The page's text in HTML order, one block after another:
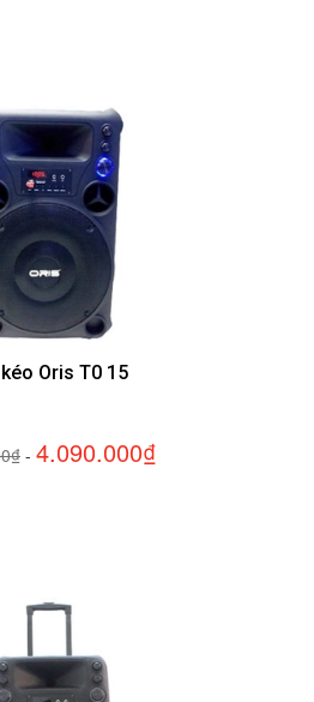
Oris T0 15
- 4.090.000₫